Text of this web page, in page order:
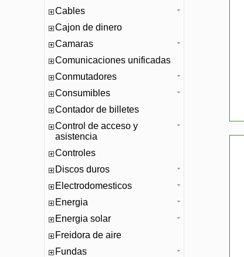
Cables
Cajon de dinero
Camaras
Comunicaciones unificadas
Conmutadores
Consumibles
Contador de billetes
Control de acceso y
asistencia
Controles
Discos duros
Electrodomesticos
Energia
Energia solar
Freidora de aire
Fundas